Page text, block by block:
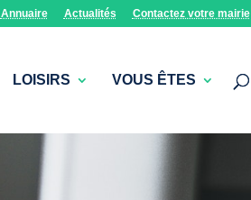
Annuaire Actualités Contactez votre mairie
LOISIRS VOUS ÊTES